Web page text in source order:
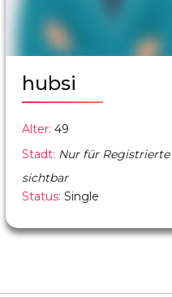
hubsi
Alter: 49
Stadt: Nur für Registrierte
sichtbar
Status: Single